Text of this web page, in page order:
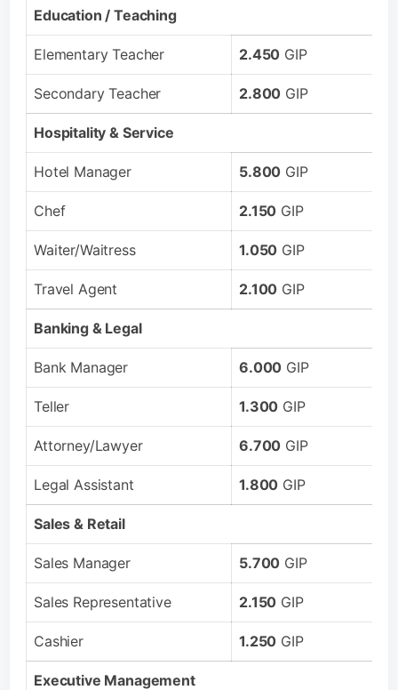
Education / Teaching
Elementary Teacher 2.450 GIP
Secondary Teacher 2.800 GIP
Hospitality & Service
Hotel Manager 5.800 GIP
Chef 2.150 GIP
Waiter/Waitress 1.050 GIP
Travel Agent 2.100 GIP
Banking & Legal
Bank Manager 6.000 GIP
Teller 1.300 GIP
Attorney/Lawyer 6.700 GIP
Legal Assistant 1.800 GIP
Sales & Retail
Sales Manager 5.700 GIP
Sales Representative 2.150 GIP
Cashier 1.250 GIP
Executive Management